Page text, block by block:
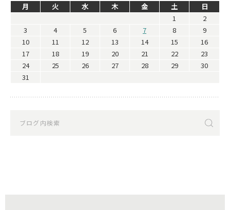
月 火 水 木 金 土
日
1
2
3
4 5 6 7 8
9
10
11 12 13 14 15
16
17
18 19 20 21 22
23
24
25 26 27 28 29
30
31